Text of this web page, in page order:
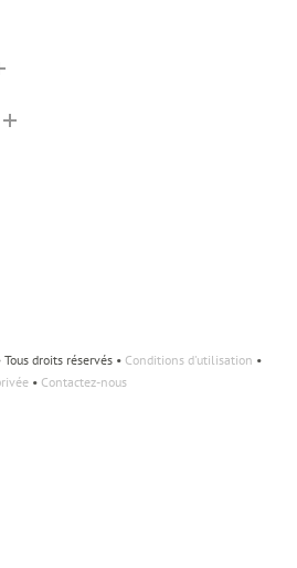
droits réservés • Conditions d'utilisation •
• Contactez-nous